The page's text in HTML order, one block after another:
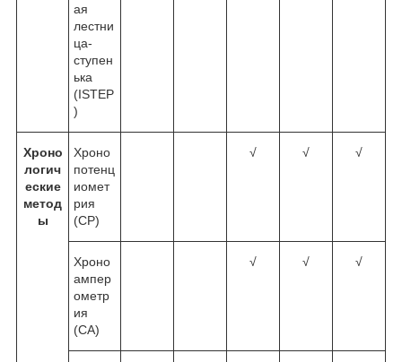
ая
лестни
ца-
ступен
ька
(ISTEP
)
Хроно
логич
еские
метод
ы
Хроно
потенц
иомет
рия
(CP)
√ √ √
Хроно
ампер
ометр
ия
(CA)
√ √ √